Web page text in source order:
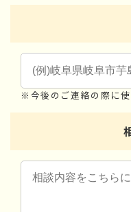
※今後のご連絡の際に使